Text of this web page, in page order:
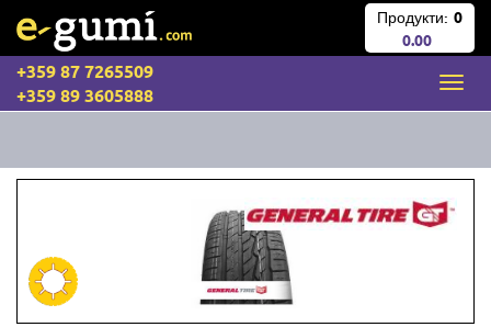
Продукти: 0
0.00
+359 87 7265509
+359 89 3605888